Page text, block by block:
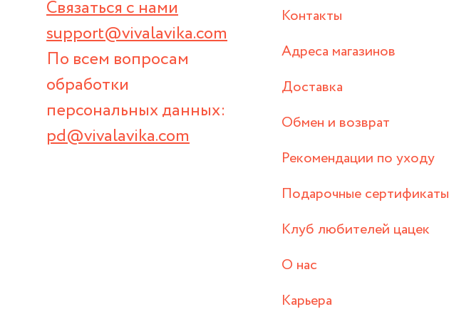
Связаться с нами
support@vivalavika.com
По всем вопросам
обработки
персональных данных:
pd@vivalavika.com
Контакты
Адреса магазинов
Доставка
Обмен и возврат
Рекомендации по уходу
Подарочные сертификаты
Клуб любителей цацек
О нас
Карьера